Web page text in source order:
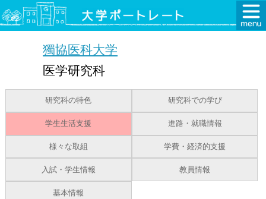
獨協医科大学
医学研究科
研究科の特色 研究科での学び
学生生活支援 進路・就職情報
様々な取組 学費・経済的支援
入試・学生情報 教員情報
基本情報